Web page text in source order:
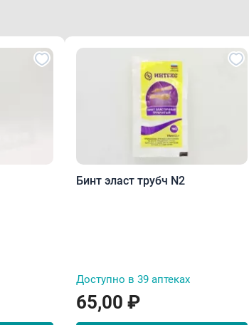
Бинт эласт трубч N2
Доступно в 39 аптеках
65,00 ₽